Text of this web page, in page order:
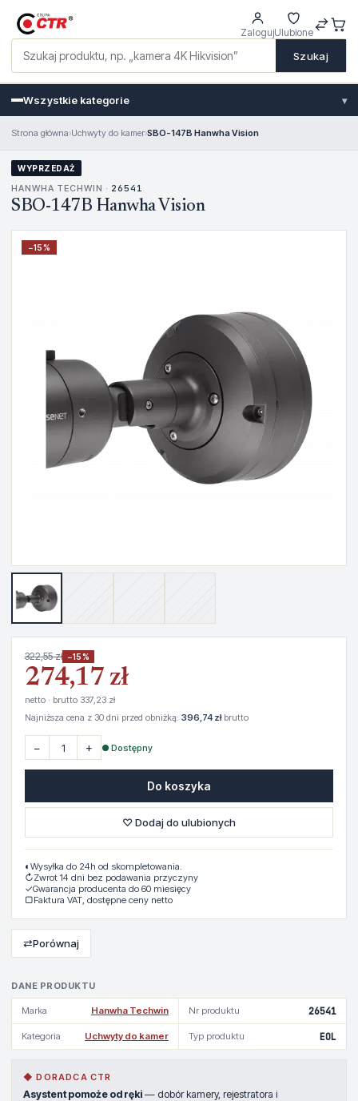
Szukaj
ZalogujUlubione
Wszystkie kategorie ▾
Strona główna›Uchwyty do kamer›SBO-147B Hanwha Vision
WYPRZEDAŻ
HANWHA TECHWIN · 26541
SBO-147B Hanwha Vision
−15%
DANE PRODUKTU
Marka Hanwha Techwin Nr produktu 26541
Kategoria Uchwyty do kamer Typ produktu EOL
◆ DORADCA CTR
Asystent pomoże od ręki — dobór kamery, rejestratora i
322,55 zł −15%
274,17 zł
netto · brutto 337,23 zł
Najniższa cena z 30 dni przed obniżką: 396,74 złbrutto
− + ● Dostępny
Do koszyka
♡ Dodaj do ulubionych
◐ Wysyłka do 24h od skompletowania.
↻Zwrot 14 dni bez podawania przyczyny
✓Gwarancja producenta do 60 miesięcy
▢Faktura VAT, dostępne ceny netto
⇄Porównaj